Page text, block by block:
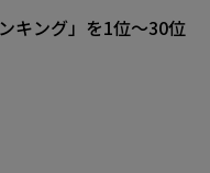
キング」を1位～30位